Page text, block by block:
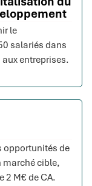
le
salariés dans
entreprises.
opportunités de
marché cible,
2 M€ de CA.